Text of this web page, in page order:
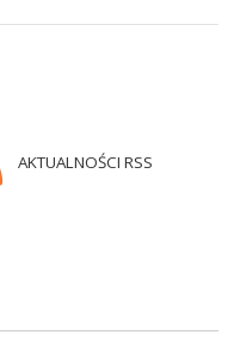
AKTUALNOŚCI RSS